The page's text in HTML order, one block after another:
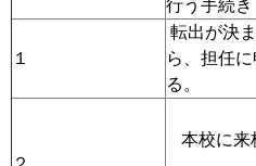
行
１
転出が決
ら、担任
る。
本校に来